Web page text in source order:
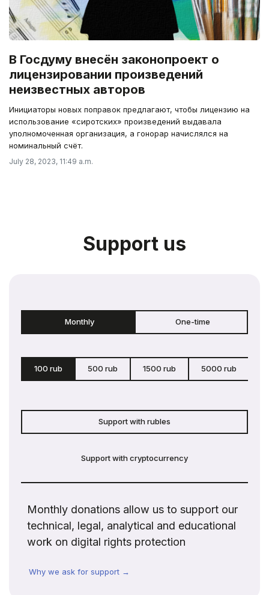
В Госдуму внесён законопроект о
лицензировании произведений
неизвестных авторов
Инициаторы новых поправок предлагают, чтобы лицензию на
использование «сиротских» произведений выдавала
уполномоченная организация, а гонорар начислялся на
номинальный счёт.
July 28, 2023, 11:49 a.m.
Support us
Monthly One-time
100 rub 500 rub 1500 rub 5000 rub
Support with rubles
Support with cryptocurrency
Monthly donations allow us to support our
technical, legal, analytical and educational
work on digital rights protection
Why we ask for support →